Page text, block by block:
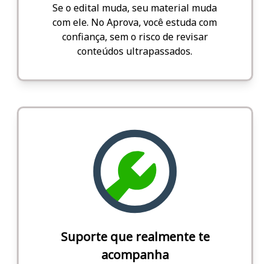
Se o edital muda, seu material muda
com ele. No Aprova, você estuda com
confiança, sem o risco de revisar
conteúdos ultrapassados.
Suporte que realmente te
acompanha